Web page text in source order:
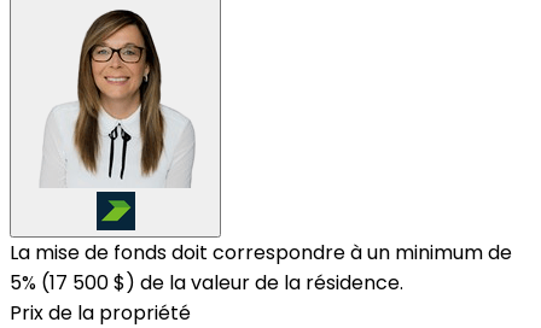
La mise de fonds doit correspondre à un minimum de
5% (17 500 $) de la valeur de la résidence.
Prix de la propriété